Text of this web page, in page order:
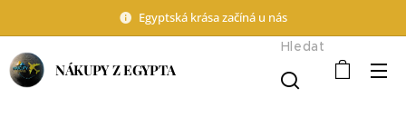
Egyptská krása začíná u nás
NÁKUPY Z EGYPTA
Hledat